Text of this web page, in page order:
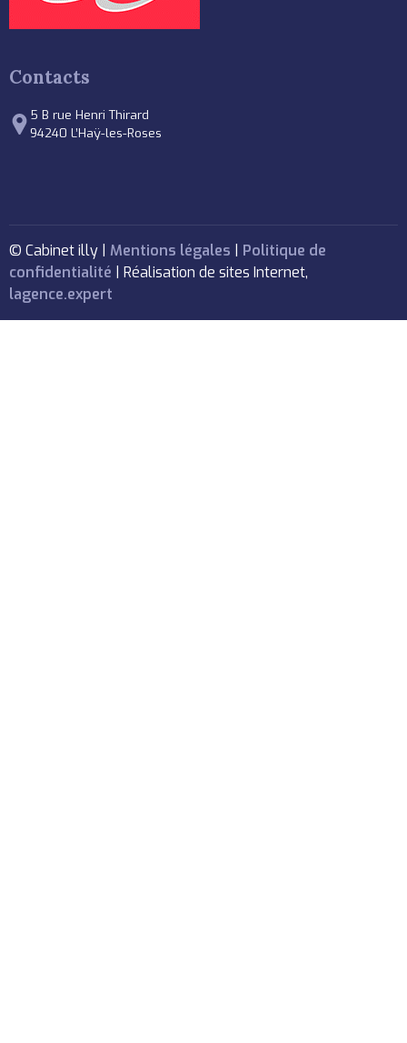
Contacts
5 B rue Henri Thirard
94240 L’Haÿ-les-Roses
© Cabinet illy | Mentions légales | Politique de
confidentialité | Réalisation de sites Internet,
lagence.expert